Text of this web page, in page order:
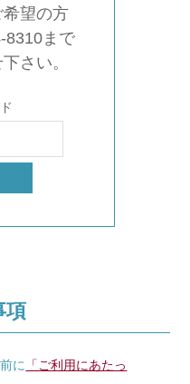
望の方
8310まで
さい。
項
に 「ご利用にあたっ